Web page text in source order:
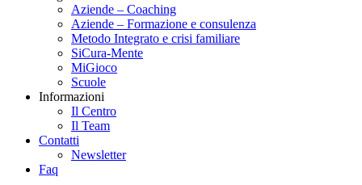
Aziende – Coaching
Aziende – Formazione e consulenza
Metodo Integrato e crisi familiare
SiCura-Mente
MiGioco
Scuole
Informazioni
Il Centro
Il Team
Contatti
Newsletter
Faq